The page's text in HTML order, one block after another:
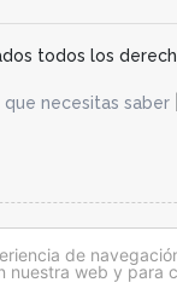
de
web y para
todos los
que necesitas saber|